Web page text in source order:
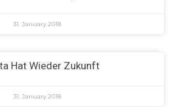
31. January 2018
Hat Wieder Zukunft
31. January 2018